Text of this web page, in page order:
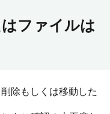
ファイルは
除もしくは移動した